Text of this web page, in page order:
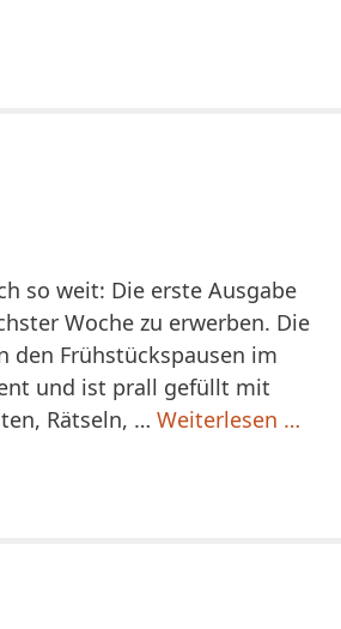
so weit: Die erste Ausgabe
Woche zu erwerben. Die
den Frühstückspausen im
und ist prall gefüllt mit
Rätseln, … Weiterlesen …